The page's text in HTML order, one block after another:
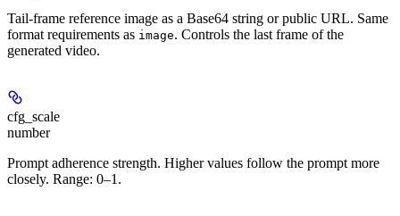
Tail-frame reference image as a Base64 string or public URL. Same
format requirements as image. Controls the last frame of the
generated video.
cfg_scale
number
Prompt adherence strength. Higher values follow the prompt more
closely. Range: 0–1.